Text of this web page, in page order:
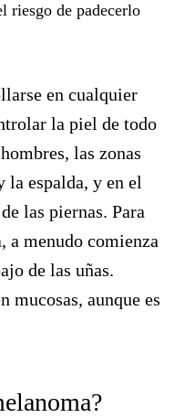
riesgo de padecerlo
en cualquier
la piel de todo
las zonas
la espalda, y en el
las piernas. Para
a menudo comienza
de las uñas.
mucosas, aunque es